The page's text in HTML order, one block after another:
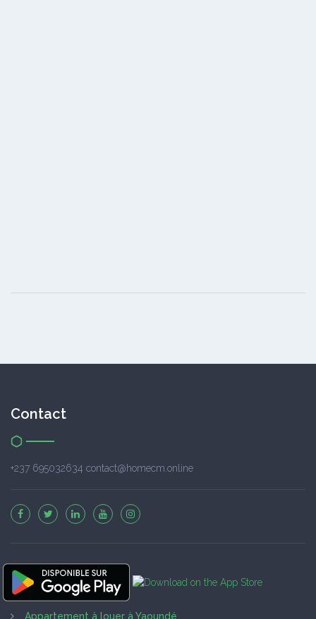
Contact
+237 695032634 contact@homecm.online
Appartement à louer à Yaoundé